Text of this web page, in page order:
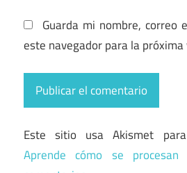
Guarda mi nombre, correo
este navegador para la
Este sitio usa Akismet
Aprende cómo se